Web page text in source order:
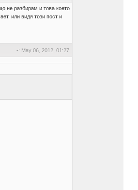
не разбирам и това което
или видя този пост и
-: May 06, 2012, 01:27